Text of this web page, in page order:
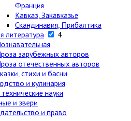
Франция
Кавказ, Закавказье
Скандинавия, Прибалтика
литература
4
зарубежных авторов
отечественных авторов
стихи и басни
и кулинария
науки
и звери
и право